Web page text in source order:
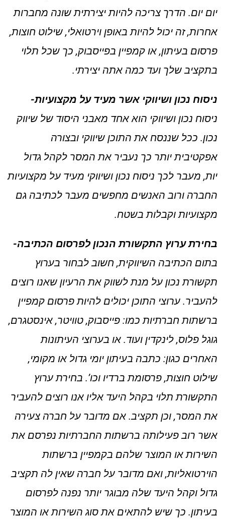
יום יום. הדרך צריכה להיות יצירתית שונה מחברות
אחרות, זה יכול להיות באופן וירטואלי, שילוט חוצות,
פרסום בעיתון, או קמפיין בפייסבוק, כך שכל תלוי
בתקציב שלך ועד כמה אתה יצירתי.
ניסוח נכון ושיווקי אשר מעיד על מקצועיות-
ניסוח נכון ושיווקי הוא אחד מאבני היסוד של שיווק
נכון. ככל שננסח את התוכן שיווקי ובצורה
אפקטיבית יותר כך נעביר את המסר לקהל גדול
יות, מעבר לכך ניסוח נכון ושיווקי מעיד על מקצועיות
החברה ורוב האנשים מחפשים מעבר לכתיבה גם
מקצועיות וקבלות בשטח.
בחירת ערוץ התקשורת הנכון לפרסום הכתיבה-
בתום הכתיבה השיווקית, חשוב לבחור בערוץ
תקשורת נכון על מנת לשווק את הרעיון שאנו רוצים
להעביר. ערוצי התוכן יכולים להיות פרסום קמפיין
ברשתות חברתיות כמו: פייסבוק, טוויטר, אינסטגרם,
גוגל פלוס, לינקדין ועוד. או בערוצי העיתונות
האחרים כגון: כתבה בעיתון יומי גדול או מקומי,
שילוט חוצות, פרסומת ברדיו וכו’. בחירת ערוץ
התקשורת תלוי בקהל היעד אליו אנו רוצים להעביר
את המסר, וכן תקציב. אם מדובר על חברה צעירה
אשר רוב פעילותה ברשתות החברתיות נפרסם את
השירות או המוצר שלהם בקמפיין ברשתות
הוירטואליות, ואם מדובר על חברה שאין לה תקציב
גדול וקהל היעד שלה מבוגר יותר נפנה לפרסום
בעיתון. כך שיש להתאים את סוג השירות או המוצר